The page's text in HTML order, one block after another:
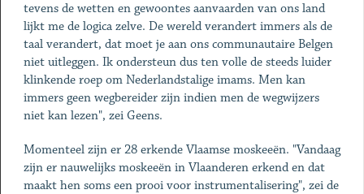
tevens de wetten en gewoontes aanvaarden van ons land
lijkt me de logica zelve. De wereld verandert immers als de
taal verandert, dat moet je aan ons communautaire Belgen
niet uitleggen. Ik ondersteun dus ten volle de steeds luider
klinkende roep om Nederlandstalige imams. Men kan
immers geen wegbereider zijn indien men de wegwijzers
niet kan lezen", zei Geens.
Momenteel zijn er 28 erkende Vlaamse moskeeën. "Vandaag
zijn er nauwelijks moskeeën in Vlaanderen erkend en dat
maakt hen soms een prooi voor instrumentalisering", zei de